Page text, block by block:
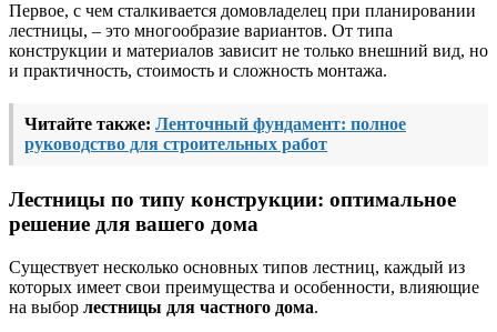
Первое, с чем сталкивается домовладелец при планировании
лестницы, – это многообразие вариантов. От типа
конструкции и материалов зависит не только внешний вид, но
и практичность, стоимость и сложность монтажа.
Читайте также: Ленточный фундамент: полное
руководство для строительных работ
Лестницы по типу конструкции: оптимальное
решение для вашего дома
Существует несколько основных типов лестниц, каждый из
которых имеет свои преимущества и особенности, влияющие
на выбор лестницы для частного дома.